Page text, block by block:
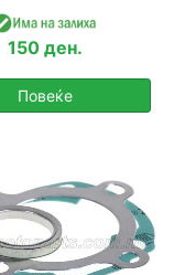
150 ден.
Повеќе